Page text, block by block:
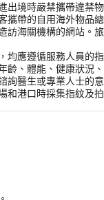
出境時嚴禁攜帶違禁
攜帶的自用海外物品
訪海關機構的網站。
均應遵循服務人員的
齡、體能、健康狀況
詢醫生或專業人士的意
和港口時採集指紋及